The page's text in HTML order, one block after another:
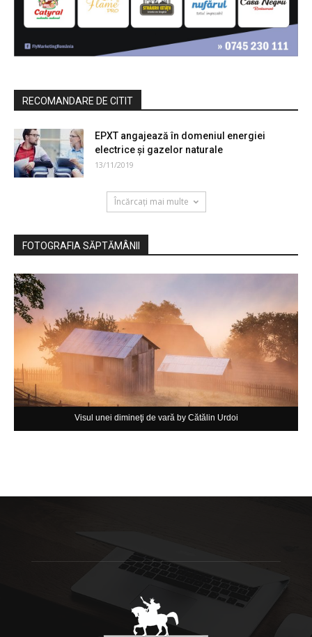
RECOMANDARE DE CITIT
EPXT angajează în domeniul energiei
electrice și gazelor naturale
13/11/2019
Încărcați mai multe
FOTOGRAFIA SĂPTĂMÂNII
Visul unei dimineţi de vară by Cătălin Urdoi